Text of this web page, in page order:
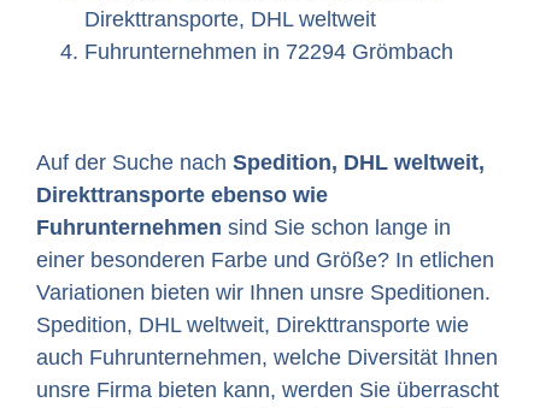
Direkttransporte, DHL weltweit
Fuhrunternehmen in 72294 Grömbach
Auf der Suche nach Spedition, DHL weltweit,
Direkttransporte ebenso wie
Fuhrunternehmen sind Sie schon lange in
einer besonderen Farbe und Größe? In etlichen
Variationen bieten wir Ihnen unsre Speditionen.
Spedition, DHL weltweit, Direkttransporte wie
auch Fuhrunternehmen, welche Diversität Ihnen
unsre Firma bieten kann, werden Sie überrascht